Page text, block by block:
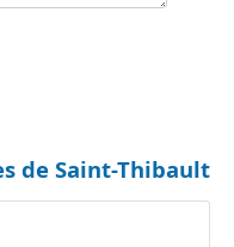
de Saint-Thibault